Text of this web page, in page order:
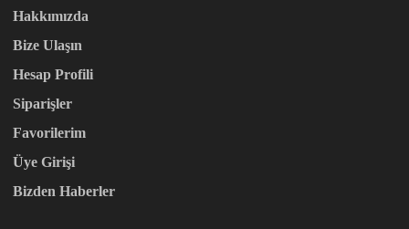
Hakkımızda
Bize Ulaşın
Hesap Profili
Siparişler
Favorilerim
Üye Girişi
Bizden Haberler